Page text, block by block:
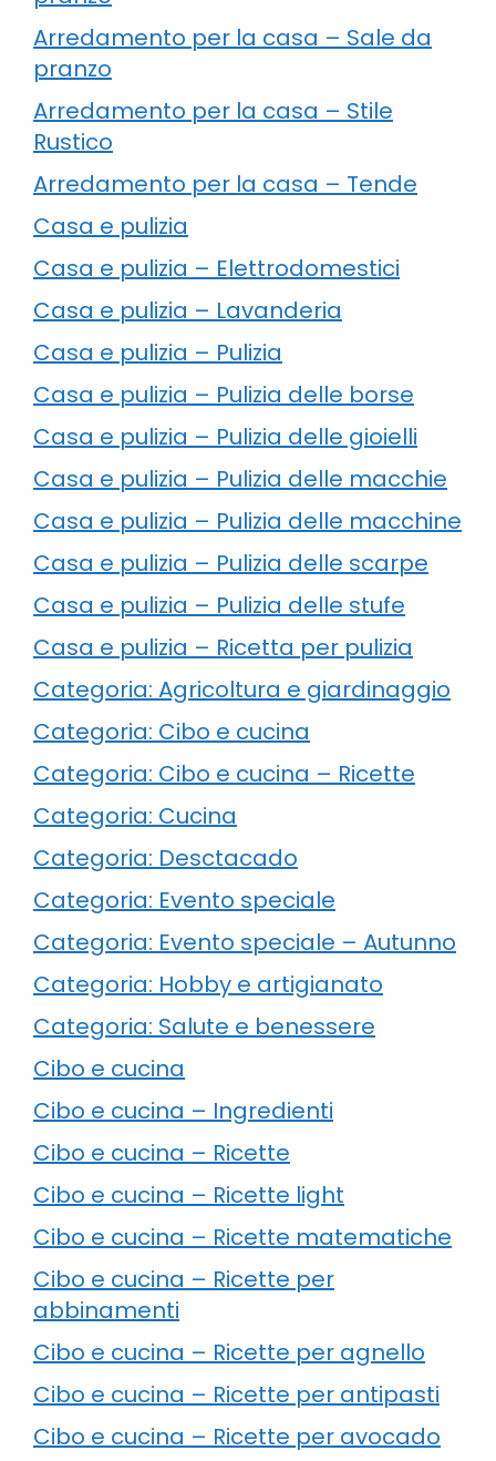
Arredamento per la casa – Sale da
pranzo
Arredamento per la casa – Stile
Rustico
Arredamento per la casa – Tende
Casa e pulizia
Casa e pulizia – Elettrodomestici
Casa e pulizia – Lavanderia
Casa e pulizia – Pulizia
Casa e pulizia – Pulizia delle borse
Casa e pulizia – Pulizia delle gioielli
Casa e pulizia – Pulizia delle macchie
Casa e pulizia – Pulizia delle macchine
Casa e pulizia – Pulizia delle scarpe
Casa e pulizia – Pulizia delle stufe
Casa e pulizia – Ricetta per pulizia
Categoria: Agricoltura e giardinaggio
Categoria: Cibo e cucina
Categoria: Cibo e cucina – Ricette
Categoria: Cucina
Categoria: Desctacado
Categoria: Evento speciale
Categoria: Evento speciale – Autunno
Categoria: Hobby e artigianato
Categoria: Salute e benessere
Cibo e cucina
Cibo e cucina – Ingredienti
Cibo e cucina – Ricette
Cibo e cucina – Ricette light
Cibo e cucina – Ricette matematiche
Cibo e cucina – Ricette per
abbinamenti
Cibo e cucina – Ricette per agnello
Cibo e cucina – Ricette per antipasti
Cibo e cucina – Ricette per avocado